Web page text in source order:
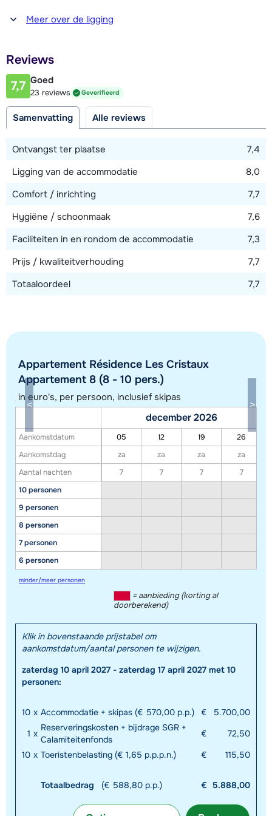
Afstand tot winkel(s)
750 meter
50 meter
Afstand tot piste
20 meter
50 meter
Bekijk kaart
Toon alle accommodaties in dit gebied
Deze kaart geeft een indicatie van de ligging van onze accommodaties. De
exacte locatie kan enigszins afwijken.
Meer over de ligging
Reviews
7,7 Goed
23 reviews Geverifieerd
Samenvatting Alle reviews
Ontvangst ter plaatse
7,4
Ligging van de accommodatie
8,0
Comfort / inrichting
7,7
Hygiëne / schoonmaak
7,6
Faciliteiten in en rondom de accommodatie
7,3
Prijs / kwaliteitverhouding
7,7
Totaaloordeel
7,7
Appartement Résidence Les Cristaux
Appartement 8 (8 - 10 pers.)
in euro's, per persoon, inclusief skipas
Aankomstdatum
Aankomstdag
Aantal nachten
10 personen
9 personen
8 personen
7 personen
6 personen
december 2026
05 12 19
26
za
za za
za
7
7 7 7
minder/meer personen
= aanbieding (korting al
doorberekend)
Klik in bovenstaande prijstabel om
aankomstdatum/aantal personen te wijzigen.
zaterdag 10 april 2027 - zaterdag 17 april 2027 met 10
personen:
10 x Accommodatie + skipas (€ 570,00 p.p.) €
5.700,00
1 x
Reserveringskosten + bijdrage SGR +
Calamiteitenfonds
€
72,50
10 x Toeristenbelasting (€ 1,65 p.p.p.n.) € 115,50
Totaalbedrag (€ 588,80 p.p.) € 5.888,00